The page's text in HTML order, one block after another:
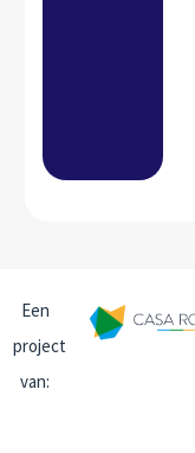
Een
project
van: